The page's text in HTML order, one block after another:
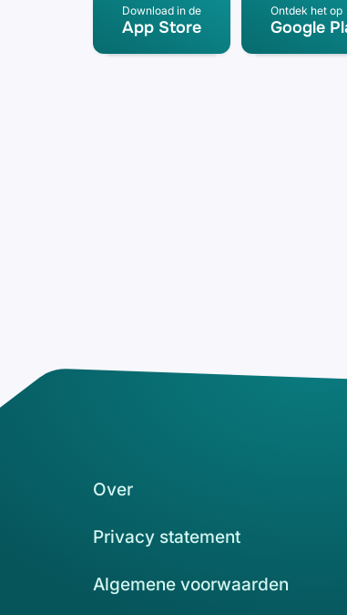
Download in de
App Store
Ontdek het op
Google
Over
Privacy statement
Algemene voorwaarden